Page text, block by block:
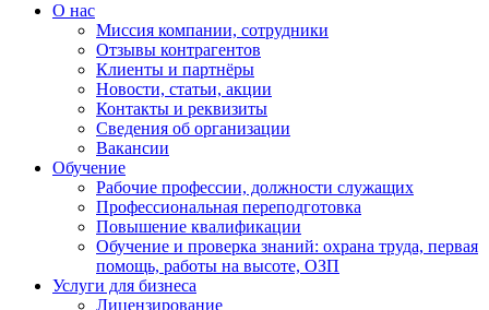
О нас
Миссия компании, сотрудники
Отзывы контрагентов
Клиенты и партнёры
Новости, статьи, акции
Контакты и реквизиты
Сведения об организации
Вакансии
Обучение
Рабочие профессии, должности служащих
Профессиональная переподготовка
Повышение квалификации
Обучение и проверка знаний: охрана труда, первая
помощь, работы на высоте, ОЗП
Услуги для бизнеса
Лицензирование